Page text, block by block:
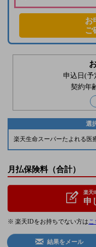
お
ご
申込日(予
契約年
選
楽天生命スーパーたよれる医
月払保険料（合計）
楽天
申
※ 楽天IDをお持ちでない方は
結果をメール